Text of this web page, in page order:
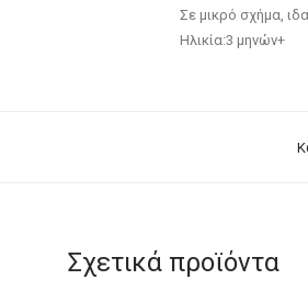
Σε μικρό σχήμα,
Ηλικία:3 μηνών+
Σχετικά προϊόντα